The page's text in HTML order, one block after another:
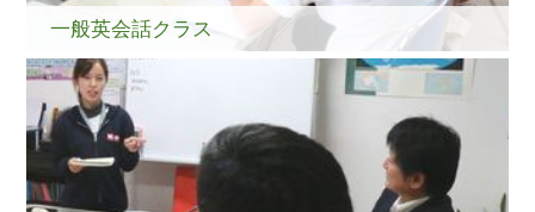
一般英会話クラス